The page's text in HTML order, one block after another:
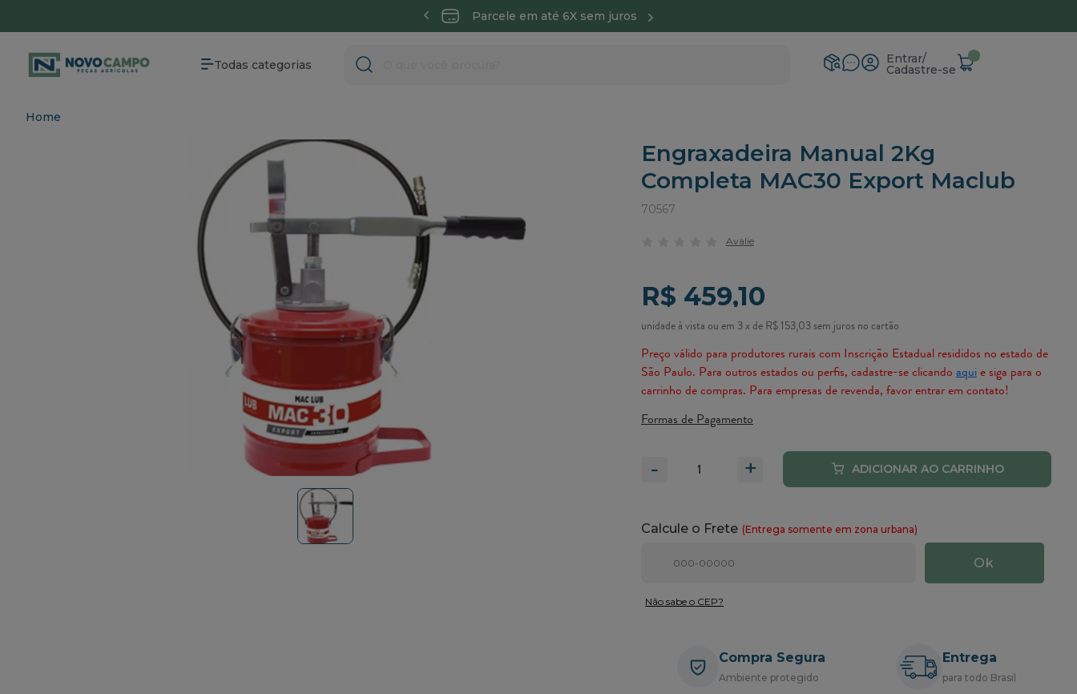
Parcele em até 6X sem juros
Todas categorias Entrar
Cadastre-se
Home
Engraxadeira Manual 2Kg
Completa MAC30 Export Maclub
70567
Avalie
R$ 459,10
3x de R$ 153,03 sem juros no cartão
Preço válido para produtores rurais com Inscrição Estadual resididos no estado de
São Paulo. Para outros estados ou perfis, cadastre-se clicando aquie siga para o
carrinho de compras. Para empresas de revenda, favor entrar em contato!
Formas de Pagamento
- +
Não sabe o CEP?
Compra Segura
Ambiente protegido
Entrega
para todo Brasil